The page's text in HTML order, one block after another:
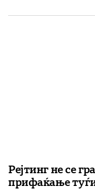
интереси со водата
Рејтинг не се
прифаќање